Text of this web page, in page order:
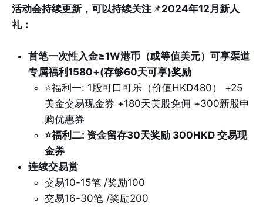
活动会持续更新，可以持续关注 📌2024年12月新人
礼：
首笔一次性入金≥1W港币（或等值美元）可享渠道
专属福利1580+(存够60天可享)奖励
⭐️福利一: 1股可口可乐（价值HKD480） +25
美金交易现金券 +180天美股免佣 +300新股申
购优惠券
⭐️福利二: 资金留存30天奖励 300HKD 交易现
金券
连续交易赏
交易10-15笔 /奖励100
交易16-30笔 /奖励200